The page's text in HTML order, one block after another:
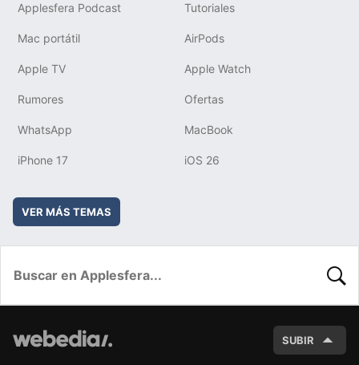
Applesfera Podcast Tutoriales
Mac portátil AirPods
Apple TV Apple Watch
Rumores Ofertas
WhatsApp MacBook
iPhone 17 iOS 26
VER MÁS TEMAS
SUBIR